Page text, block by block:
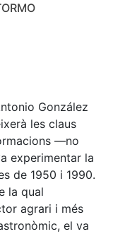
González
les claus
—no
experimentar la
de 1950 i 1990.
la qual
agrari i més
el va